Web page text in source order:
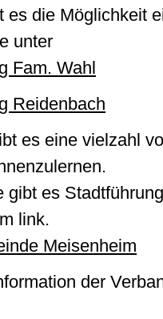
es die Möglichkeit
unter
Fam. Wahl
Reidenbach
es eine vielzahl
gibt es
link.
Meisenheim
der